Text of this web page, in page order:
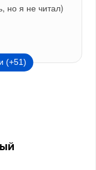
но я не читал)
(+51)